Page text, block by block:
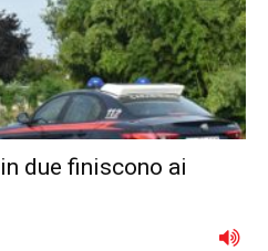
due finiscono ai